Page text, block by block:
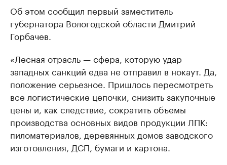
Об этом сообщил первый заместитель
губернатора Вологодской области Дмитрий
Горбачев.
«Лесная отрасль — сфера, которую удар
западных санкций едва не отправил в нокаут. Да,
положение серьезное. Пришлось пересмотреть
все логистические цепочки, снизить закупочные
цены и, как следствие, сократить объемы
производства основных видов продукции ЛПК:
пиломатериалов, деревянных домов заводского
изготовления, ДСП, бумаги и картона.